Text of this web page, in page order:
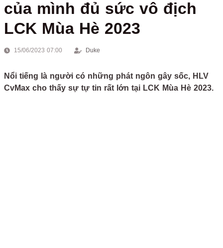
của mình đủ sức vô địch
LCK Mùa Hè 2023
15/06/2023 07:00 Duke
Nổi tiếng là người có những phát ngôn gây sốc, HLV
CvMax cho thấy sự tự tin rất lớn tại LCK Mùa Hè 2023.